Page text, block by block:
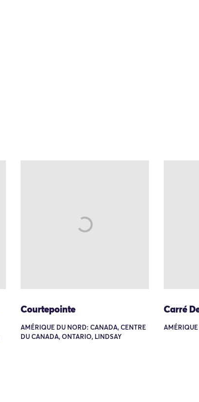
Courtepointe
AMÉRIQUE DU NORD: CANADA, CENTRE
DU CANADA, ONTARIO, LINDSAY
Carré